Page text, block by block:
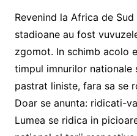
Revenind la Africa de
stadioane au fost
zgomot. In schimb acolo
timpul imnurilor nationale
pastrat liniste, fara sa se
Doar se anunta: ridicati-
Lumea se ridica in